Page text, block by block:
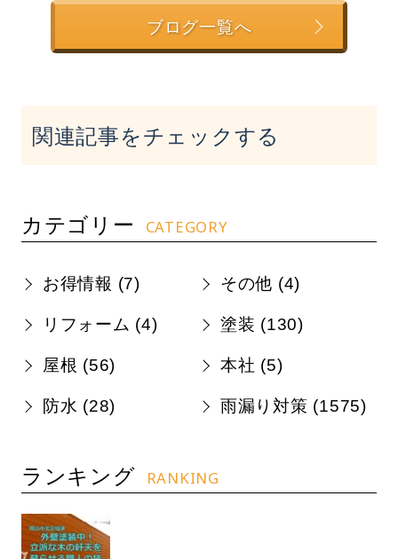
ブログ一覧へ
関連記事をチェックする
カテゴリー CATEGORY
お得情報 (7) その他 (4)
リフォーム (4) 塗装 (130)
屋根 (56) 本社 (5)
防水 (28) 雨漏り対策 (1575)
ランキング RANKING